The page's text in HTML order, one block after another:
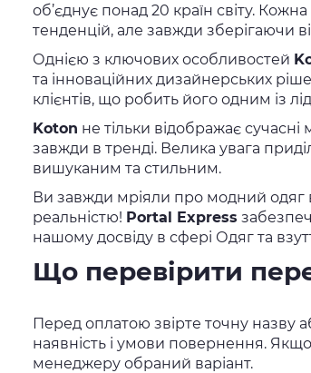
об’єднує понад 20 країн світу.
тенденцій, але завжди зберігаючи
Однією з ключових особливостей
та інноваційних дизайнерських
клієнтів, що робить його одним із
Koton не тільки відображає сучасні
завжди в тренді. Велика увага
вишуканим та стильним.
Ви завжди мріяли про модний одяг
реальністю! Portal Express
нашому досвіду в сфері Одяг та
Що перевірити
Перед оплатою звірте точну назву
наявність і умови повернення.
менеджеру обраний варіант.